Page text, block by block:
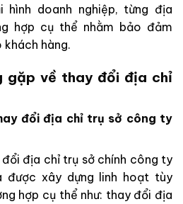
hình doanh nghiệp, từng địa
hợp cụ thể nhằm bảo đảm
hàng.
gặp về thay đổi địa chỉ
đổi địa chỉ trụ sở công ty
địa chỉ trụ sở chính công ty
được xây dựng linh hoạt tùy
hợp cụ thể như: thay đổi địa